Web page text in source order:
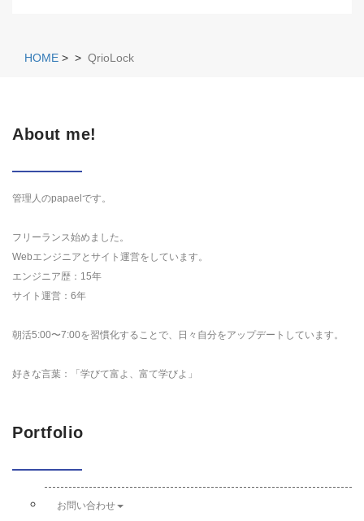
HOME > > QrioLock
About me!
管理人のpapaelです。
フリーランス始めました。
Webエンジニアとサイト運営をしています。
エンジニア歴：15年
サイト運営：6年
朝活5:00〜7:00を習慣化することで、日々自分をアップデートしています。
好きな言葉：「学びて富よ、富て学びよ」
Portfolio
お問い合わせ